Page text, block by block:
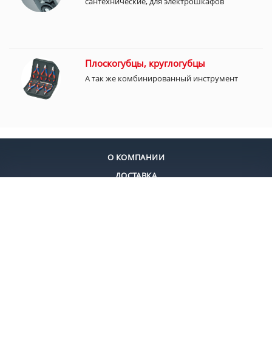
Плоскогубцы, круглогубцы
А так же комбинированный инструмент
О КОМПАНИИ
ДОСТАВКА